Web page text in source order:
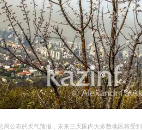
局公布的天气预报，未来三天国内大多数地区将受